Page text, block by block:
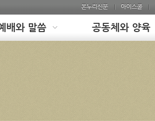
온누리신문 아이스쿨
배와 말씀 공동체와 양육